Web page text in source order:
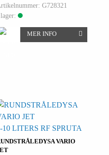
G728321
MER INFO
VARIO
10 LITERS RF SPRUTA